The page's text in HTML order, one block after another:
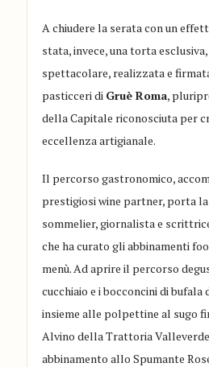
A chiudere la serata con un
stata, invece, una torta
spettacolare, realizzata e
pasticceri di Gruè Roma,
della Capitale riconosciuta per
eccellenza artigianale.
Il percorso gastronomico,
prestigiosi wine partner, porta
sommelier, giornalista e
che ha curato gli abbinamenti
menù. Ad aprire il percorso
cucchiaio e i bocconcini di
insieme alle polpettine al sugo
Alvino della Trattoria
abbinamento allo Spumante